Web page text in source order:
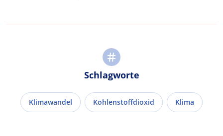
Schlagworte
Klimawandel Kohlenstoffdioxid Klima